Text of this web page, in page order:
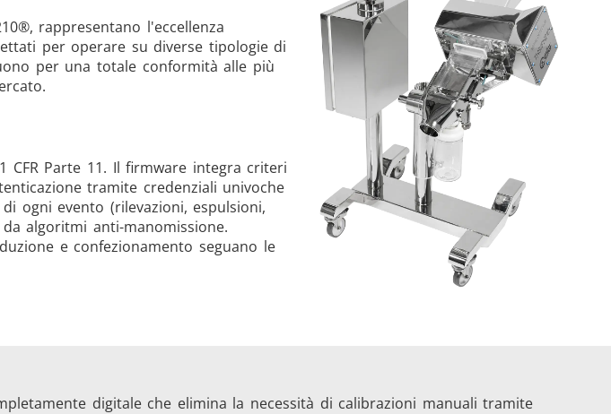
rappresentano l'eccellenza
per operare su diverse tipologie di
per una totale conformità alle più
Parte 11. Il firmware integra criteri
tramite credenziali univoche
ogni evento (rilevazioni, espulsioni,
algoritmi anti-manomissione.
e confezionamento seguano le
digitale che elimina la necessità di calibrazioni manuali tramite